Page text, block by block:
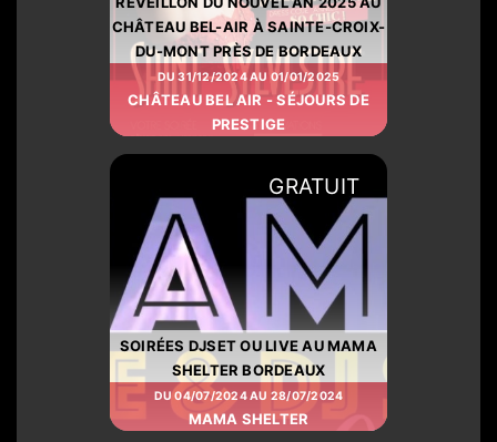
CHÂTEAU BEL-AIR À SAINTE-CROIX-
DU-MONT PRÈS DE BORDEAUX
DU 31/12/2024 AU 01/01/2025
CHÂTEAU BEL AIR - SÉJOURS DE
PRESTIGE
GRATUIT
SOIRÉES DJSET OU LIVE AU MAMA
SHELTER BORDEAUX
DU 04/07/2024 AU 28/07/2024
MAMA SHELTER